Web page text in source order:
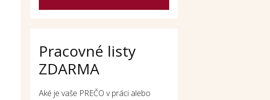
Pracovné listy
ZDARMA
Aké je vaše PREČO v práci alebo